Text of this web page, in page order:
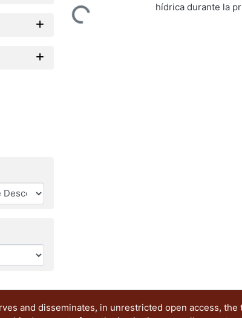
Loading...
hídrica durante la
and disseminates, in unrestricted open access,